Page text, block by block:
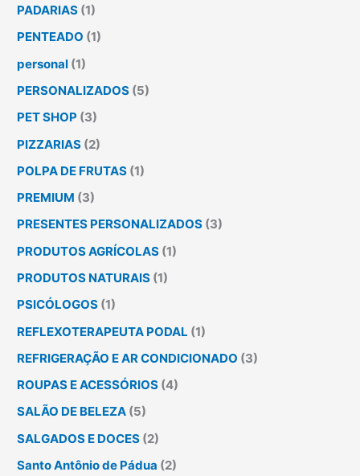
PADARIAS (1)
PENTEADO (1)
personal (1)
PERSONALIZADOS (5)
PET SHOP (3)
PIZZARIAS (2)
POLPA DE FRUTAS (1)
PREMIUM (3)
PRESENTES PERSONALIZADOS (3)
PRODUTOS AGRÍCOLAS (1)
PRODUTOS NATURAIS (1)
PSICÓLOGOS (1)
REFLEXOTERAPEUTA PODAL (1)
REFRIGERAÇÃO E AR CONDICIONADO (3)
ROUPAS E ACESSÓRIOS (4)
SALÃO DE BELEZA (5)
SALGADOS E DOCES (2)
Santo Antônio de Pádua (2)